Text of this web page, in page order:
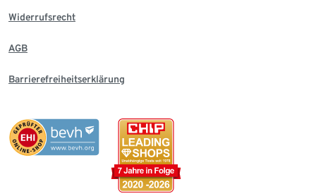
Widerrufsrecht
AGB
Barrierefreiheitserklärung